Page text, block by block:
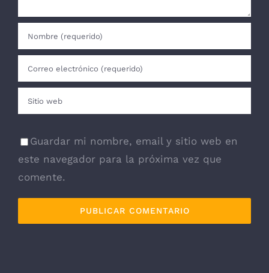
Guardar mi nombre, email y sitio web en
este navegador para la próxima vez que
comente.